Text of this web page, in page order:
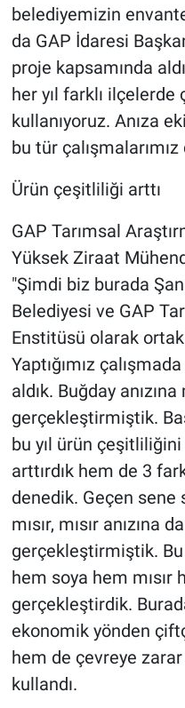
belediyemizin
da GAP İdaresi
proje kapsamında
her yıl farklı
kullanıyoruz. Anıza
bu tür
Ürün çeşitliliği arttı
GAP Tarımsal
Yüksek Ziraat
"Şimdi biz burada
Belediyesi ve GAP
Enstitüsü olarak
Yaptığımız
aldık. Buğday anızına
gerçekleştirmiştik.
bu yıl ürün çeşitliliğini
arttırdık hem de 3
denedik. Geçen sene
mısır, mısır anızına
gerçekleştirmiştik. Bu
hem soya hem
gerçekleştirdik.
ekonomik yönden
hem de çevreye
kullandı.